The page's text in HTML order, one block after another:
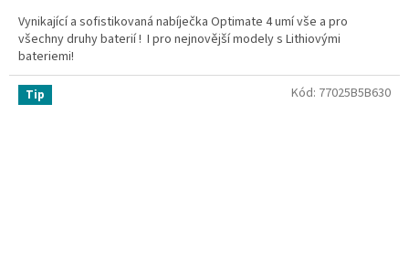
Vynikající a sofistikovaná nabíječka Optimate 4 umí vše a pro
všechny druhy baterií ! I pro nejnovější modely s Lithiovými
bateriemi!
Tip Kód: 77025B5B630